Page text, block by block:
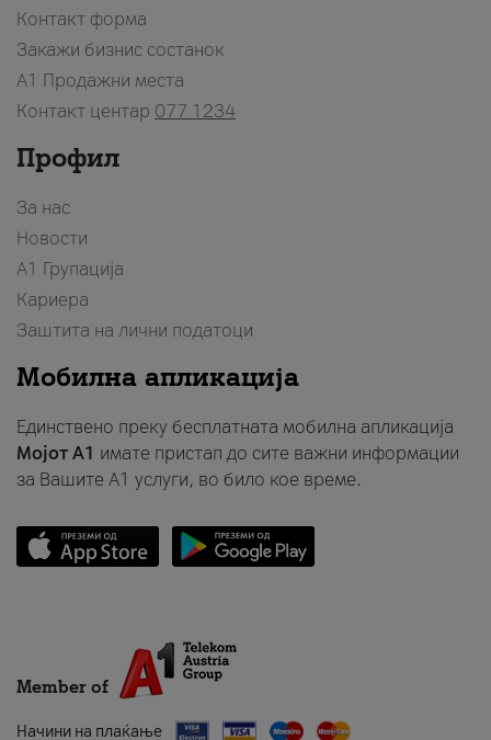
Контакт форма
Закажи бизнис состанок
A1 Продажни места
Контакт центар 077 1234
Профил
За нас
Новости
А1 Групација
Кариера
Заштита на лични податоци
Мобилна апликација
Единствено преку бесплатната мобилна апликација
Мојот A1 имате пристап до сите важни информации
за Вашите A1 услуги, во било кое време.
Member of
Начини на плаќање